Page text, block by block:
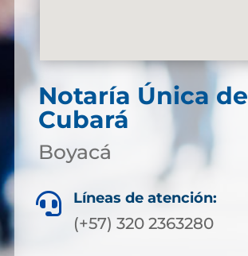
Notaría Única de
Cubará
Boyacá
 Líneas de atención:
(+57) 320 2363280